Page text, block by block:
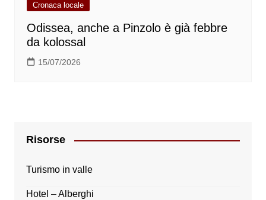
Cronaca locale
Odissea, anche a Pinzolo è già febbre
da kolossal
15/07/2026
Risorse
Turismo in valle
Hotel – Alberghi